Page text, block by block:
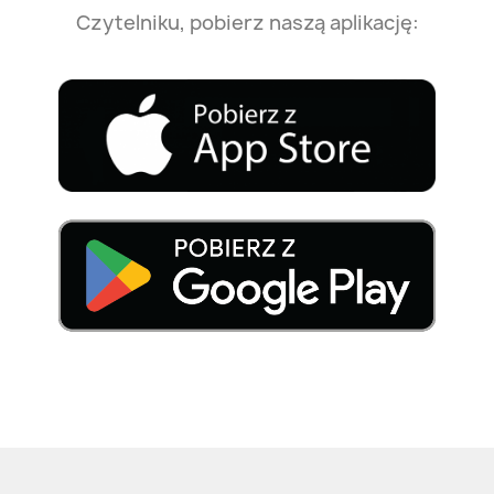
Czytelniku, pobierz naszą aplikację: